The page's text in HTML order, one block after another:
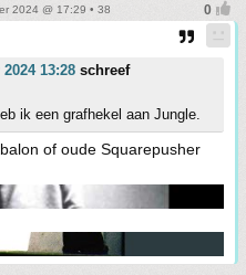
2024 @ 17:29 • 38
13:28 schreef
ik een grafhekel aan Jungle.
of oude Squarepusher